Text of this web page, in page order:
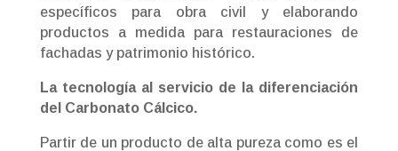
específicos para obra civil y elaborando
productos a medida para restauraciones de
fachadas y patrimonio histórico.
La tecnología al servicio de la diferenciación
del Carbonato Cálcico.
Partir de un producto de alta pureza como es el